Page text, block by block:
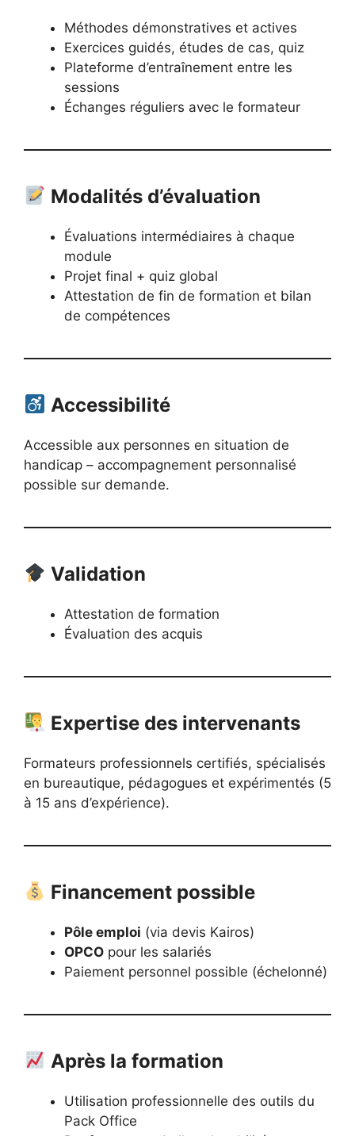
Méthodes démonstratives et actives
Exercices guidés, études de cas, quiz
Plateforme d’entraînement entre les
sessions
Échanges réguliers avec le formateur
Modalités d’évaluation
Évaluations intermédiaires à chaque
module
Projet final + quiz global
Attestation de fin de formation et bilan
de compétences
Accessibilité
Accessible aux personnes en situation de
handicap – accompagnement personnalisé
possible sur demande.
Validation
Attestation de formation
Évaluation des acquis
Expertise des intervenants
Formateurs professionnels certifiés, spécialisés
en bureautique, pédagogues et expérimentés (5
à 15 ans d’expérience).
Financement possible
Pôle emploi (via devis Kairos)
OPCO pour les salariés
Paiement personnel possible (échelonné)
Après la formation
Utilisation professionnelle des outils du
Pack Office